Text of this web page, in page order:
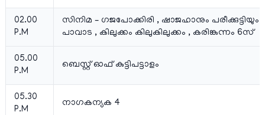
02.00
P.M
സിനിമ – ഗജപോക്കിരി , ഷാജഹാനും പരീക്കുട്ടിയും,
പാവാട , കിലുക്കം കിലുകിലുക്കം , കരിങ്കുന്നം 6സ്
05.00
P.M
ബെസ്റ്റ് ഓഫ് കുട്ടിപട്ടാളം
05.30
P.M
നാഗകന്യക 4